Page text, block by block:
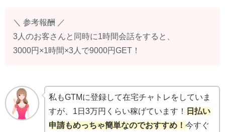
＼ 参考報酬 ／
3人のお客さんと同時に1時間会話をすると、
3000円×1時間×3人で9000円GET！
私もGTMに登録して在宅チャトレをしていま
すが、1日3万円くらい稼げています！
日払い
申請もめっちゃ簡単なのでおすすめ！今すぐ